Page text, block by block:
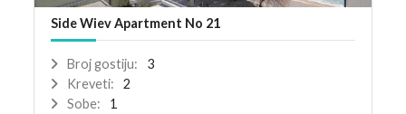
Side Wiev Apartment No 21
Broj gostiju:
3
Kreveti:
2
Sobe:
1